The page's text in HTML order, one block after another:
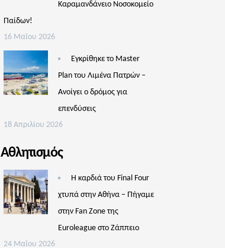
Καραμανδάνειο Νοσοκομείο
Παίδων!
16 Μαΐου 2026
Εγκρίθηκε το Master
Plan του Λιμένα Πατρών –
Aνοίγει ο δρόμος για
επενδύσεις
18 Απριλίου 2026
Αθλητισμός
Η καρδιά του Final Four
χτυπά στην Αθήνα – Πήγαμε
στην Fan Zone της
Euroleague στο Ζάππειο
24 Μαΐου 2026